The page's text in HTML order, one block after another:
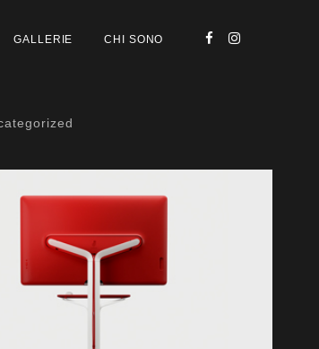
GALLERIE CHI SONO